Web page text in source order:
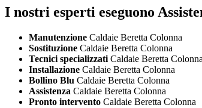
I nostri esperti eseguono
Manutenzione Caldaie Beretta Colonna
Sostituzione Caldaie Beretta Colonna
Tecnici specializzati Caldaie Beretta Colonna
Installazione Caldaie Beretta Colonna
Bollino Blu Caldaie Beretta Colonna
Assistenza Caldaie Beretta Colonna
Pronto intervento Caldaie Beretta Colonna